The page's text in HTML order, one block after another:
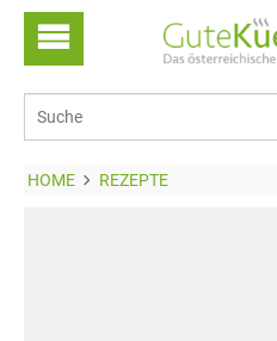
HOME REZEPTE